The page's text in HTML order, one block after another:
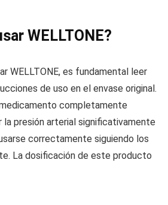
WELLTONE?
WELLTONE, es fundamental leer
de uso en el envase original.
completamente
la presión arterial significativamente
correctamente siguiendo los
La dosificación de este producto